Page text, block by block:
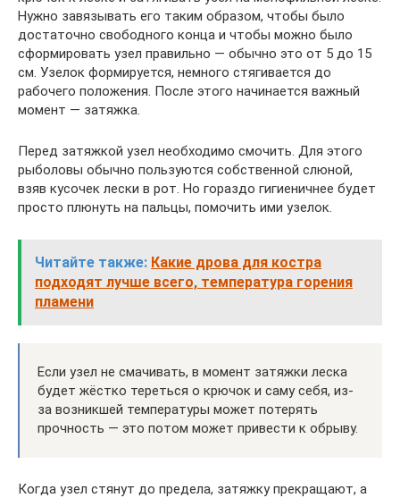
Нужно завязывать его таким образом, чтобы было
достаточно свободного конца и чтобы можно было
сформировать узел правильно — обычно это от 5 до 15
см. Узелок формируется, немного стягивается до
рабочего положения. После этого начинается важный
момент — затяжка.
Перед затяжкой узел необходимо смочить. Для этого
рыболовы обычно пользуются собственной слюной,
взяв кусочек лески в рот. Но гораздо гигиеничнее будет
просто плюнуть на пальцы, помочить ими узелок.
Читайте также: Какие дрова для костра
подходят лучше всего, температура горения
пламени
Если узел не смачивать, в момент затяжки леска
будет жёстко тереться о крючок и саму себя, из-
за возникшей температуры может потерять
прочность — это потом может привести к обрыву.
Когда узел стянут до предела, затяжку прекращают, а